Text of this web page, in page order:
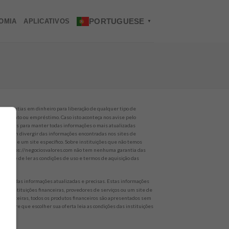
APLICATIVOS PORTUGUESE ▼
quantias em dinheiro para liberação de qualquer tipo de
ou empréstimo. Caso isto aconteça nos avise pelo
para manter todas informações o mais atualizadas
divergir das informações encontradas nos sites de
de um site específico. Sobre instituições que não temos
https://negociosvalores.com não tem nenhuma garantia das
de ler as condições de uso e termos de aquisição das
todas informações atualizadas e precisas. Estas informações
de instituições financeiras, provedores de serviços ou um site de
parceiras, todos os produtos financeiros são apresentados sem
que escolher sua oferta leia as condições das instituições